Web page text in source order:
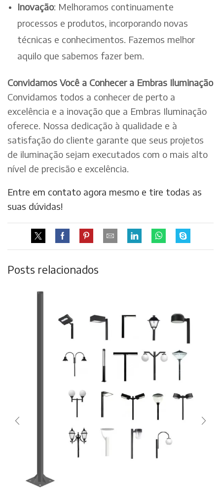
Inovação: Melhoramos continuamente
processos e produtos, incorporando novas
técnicas e conhecimentos. Fazemos melhor
aquilo que sabemos fazer bem.
Convidamos Você a Conhecer a Embras Iluminação
Convidamos todos a conhecer de perto a
excelência e a inovação que a Embras Iluminação
oferece. Nossa dedicação à qualidade e à
satisfação do cliente garante que seus projetos
de iluminação sejam executados com o mais alto
nível de precisão e excelência.
Entre em contato agora mesmo e tire todas as
suas dúvidas!
Posts relacionados